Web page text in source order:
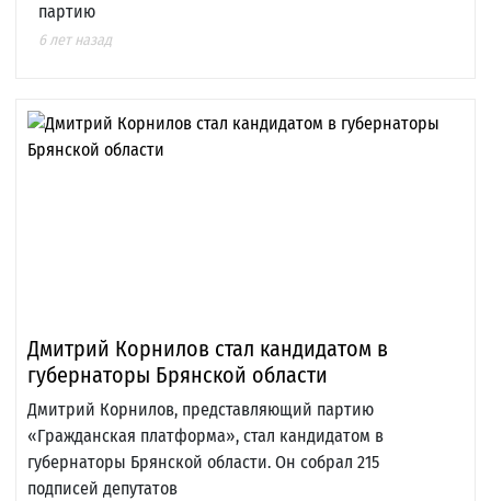
партию
6 лет назад
Дмитрий Корнилов стал кандидатом в
губернаторы Брянской области
Дмитрий Корнилов, представляющий партию
«Гражданская платформа», стал кандидатом в
губернаторы Брянской области. Он собрал 215
подписей депутатов